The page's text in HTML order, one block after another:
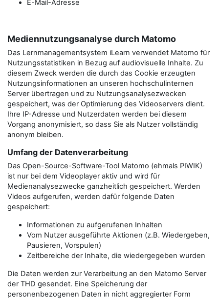
E-Mail-Adresse
Mediennutzungsanalyse durch Matomo
Das Lernmanagementsystem iLearn verwendet Matomo für
Nutzungsstatistiken in Bezug auf audiovisuelle Inhalte. Zu
diesem Zweck werden die durch das Cookie erzeugten
Nutzungsinformationen an unseren hochschulinternen
Server übertragen und zu Nutzungsanalysezwecken
gespeichert, was der Optimierung des Videoservers dient.
Ihre IP-Adresse und Nutzerdaten werden bei diesem
Vorgang anonymisiert, so dass Sie als Nutzer vollständig
anonym bleiben.
Umfang der Datenverarbeitung
Das Open-Source-Software-Tool Matomo (ehmals PIWIK)
ist nur bei dem Videoplayer aktiv und wird für
Medienanalysezwecke ganzheitlich gespeichert. Werden
Videos aufgerufen, werden dafür folgende Daten
gespeichert:
Informationen zu aufgerufenen Inhalten
Vom Nutzer ausgeführte Aktionen (z.B. Wiedergeben,
Pausieren, Vorspulen)
Zeitbereiche der Inhalte, die wiedergegeben wurden
Die Daten werden zur Verarbeitung an den Matomo Server
der THD gesendet. Eine Speicherung der
personenbezogenen Daten in nicht aggregierter Form